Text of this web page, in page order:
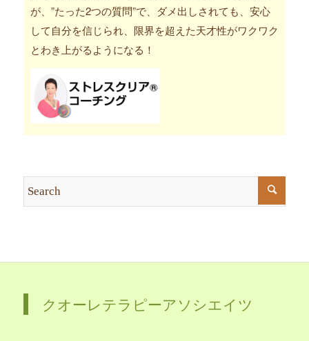
が、”たった2つの質問”で、ダメ出しされても、安心
して自分を信じられ、限界を超えた天才性がワクワク
とわき上がるようになる！
クオーレテラピーアソシエイツ